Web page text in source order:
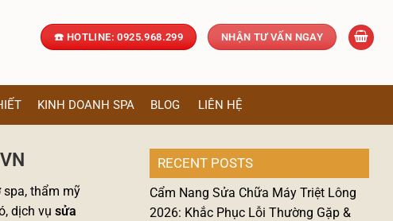
☎️ HOTLINE: 0925.968.299 NHẬN TƯ VẤN NGAY
KINH DOANH SPA BLOG LIÊN HỆ
spa, thẩm mỹ
dịch vụ sửa
RECENT POSTS
Cẩm Nang Sửa Chữa Máy Triệt Lông
2026: Khắc Phục Lỗi Thường Gặp &